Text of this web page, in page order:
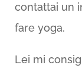
contattai un
fare yoga.
Lei mi